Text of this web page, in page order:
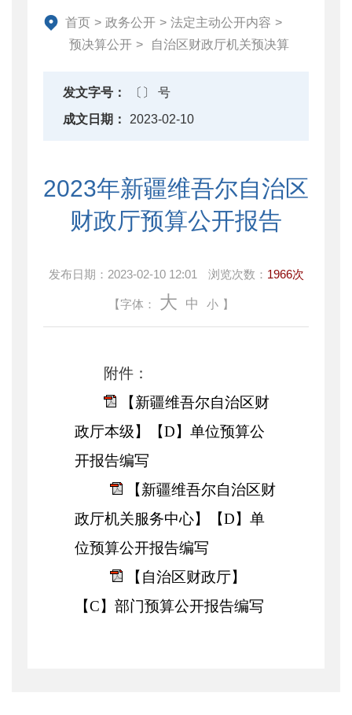
首页 > 政务公开 > 法定主动公开内容 >
预决算公开 > 自治区财政厅机关预决算
发文字号：
〔〕 号
成文日期：
2023-02-10
2023年新疆维吾尔自治区
财政厅预算公开报告
发布日期： 2023-02-10 12:01 浏览次数： 1966次
【字体： 大 中 小 】
附件：
【新疆维吾尔自治区财
政厅本级】【D】单位预算公
开报告编写
【新疆维吾尔自治区财
政厅机关服务中心】【D】单
位预算公开报告编写
【自治区财政厅】
【C】部门预算公开报告编写